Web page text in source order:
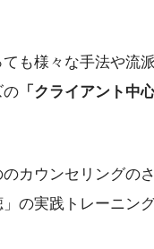
も様々な手法や流
の 「クライアント中
カウンセリングの
の実践トレーニン